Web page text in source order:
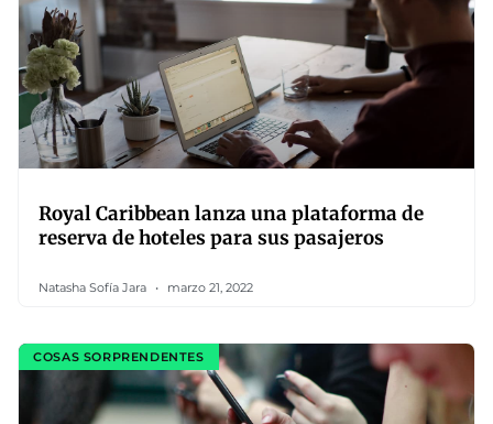
Royal Caribbean lanza una plataforma de
reserva de hoteles para sus pasajeros
Natasha Sofía Jara marzo 21, 2022
COSAS SORPRENDENTES